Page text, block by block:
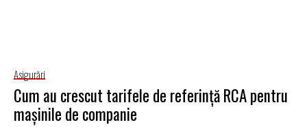
Asigurări
Cum au crescut tarifele de referință RCA pentru
mașinile de companie